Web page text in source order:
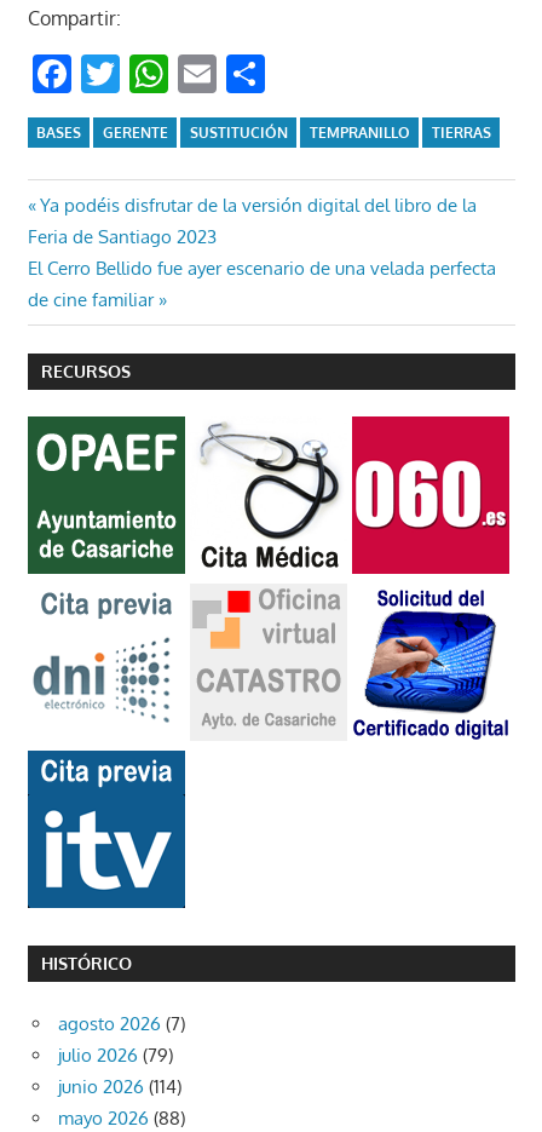
Compartir:
Facebook
Twitter
WhatsApp
EmailCompartir
BASES GERENTE SUSTITUCIÓN TEMPRANILLO TIERRAS
Navegación
de
entradas
Entrada
anterior:
Ya podéis disfrutar de la versión digital del libro de la
Feria de Santiago 2023
Entrada
siguiente:
El Cerro Bellido fue ayer escenario de una velada perfecta
de cine familiar
RECURSOS
HISTÓRICO
agosto 2026 (7)
julio 2026 (79)
junio 2026 (114)
mayo 2026 (88)